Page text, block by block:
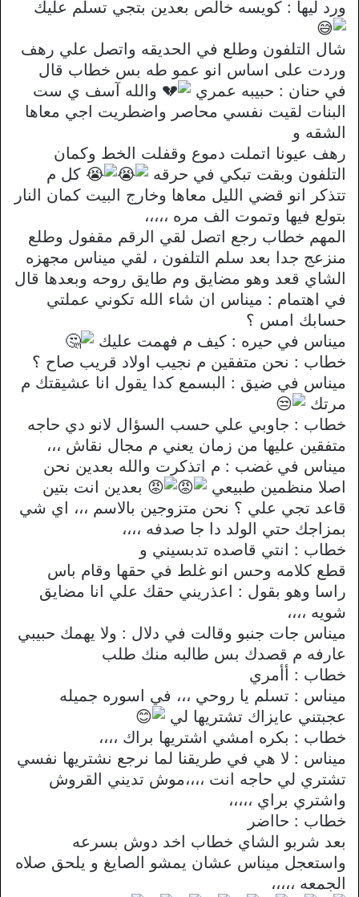
ورد ليها : كويسه خالص بعدين بتجي تسلم عليك
شال التلفون وطلع في الحديقه واتصل علي رهف
وردت على اساس انو عمو طه بس خطاب قال
في حنان : حبيبه عمري
والله آسف ي ست
البنات لقيت نفسي محاصر واضطريت اجي معاها
الشقه و
رهف عيونا اتملت دموع وقفلت الخط وكمان
التلفون وبقت تبكي في حرقه
كل م
تتذكر انو قضي الليل معاها وخارج البيت كمان النار
بتولع فيها وتموت الف مره ،،،،،
المهم خطاب رجع اتصل لقي الرقم مقفول وطلع
منزعج جدا بعد سلم التلفون ، لقي ميناس مجهزه
الشاي قعد وهو مضايق وم طايق روحه وبعدها قال
في اهتمام : ميناس ان شاء الله تكوني عملتي
حسابك امس ؟
ميناس في حيره : كيف م فهمت عليك
خطاب : نحن متفقين م نجيب اولاد قريب صاح ؟
ميناس في ضيق : البسمع كدا يقول انا عشيقتك م
مرتك
خطاب : جاوبي علي حسب السؤال لانو دي حاجه
متفقين عليها من زمان يعني م مجال نقاش ،،،
ميناس في غضب : م اتذكرت والله بعدين نحن
اصلا منظمين طبيعي
بعدين انت بتين
قاعد تجي علي ؟ نحن متزوجين بالاسم ،،، اي شي
بمزاجك حتي الولد دا جا صدفه ،،،،
خطاب : انتي قاصده تدبسيني و
قطع كلامه وحس انو غلط في حقها وقام باس
راسا وهو بقول : اعذريني حقك علي انا مضايق
شويه ،،،،
ميناس جات جنبو وقالت في دلال : ولا يهمك حبيبي
عارفه م قصدك بس طالبه منك طلب
خطاب : أأمري
ميناس : تسلم يا روحي ،،، في اسوره جميله
عجبتني عايزاك تشتريها لي
خطاب : بكره امشي اشتريها براك ،،،،
ميناس : لا هي في طريقنا لما نرجع نشتريها نفسي
تشتري لي حاجه انت ،،،،موش تديني القروش
واشتري براي ،،،،،
خطاب : حااضر
بعد شربو الشاي خطاب اخد دوش بسرعه
واستعجل ميناس عشان يمشو الصايغ و يلحق صلاه
الجمعه ،،،،،